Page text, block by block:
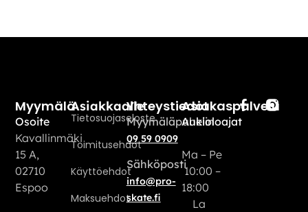
Asiakkaalle
Tietosuojaseloste
Toimitusehdot
Käyttöehdot
Maksuehdot
Myymälä
Osoite
Kavallinmäki
15 A,
02710
Espoo
Yhteystiedot
Myymäläpuhelin
09 59 0909
Sähköposti
info@pro-
skate.fi
Asiakaspalvelu
Aukioloajat
Ma – Pe
10:00 –
18:00
La